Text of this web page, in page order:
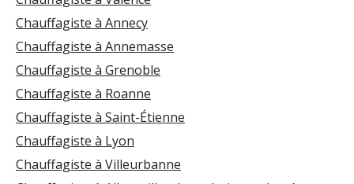
Chauffagiste à Annecy
Chauffagiste à Annemasse
Chauffagiste à Grenoble
Chauffagiste à Roanne
Chauffagiste à Saint-Étienne
Chauffagiste à Lyon
Chauffagiste à Villeurbanne